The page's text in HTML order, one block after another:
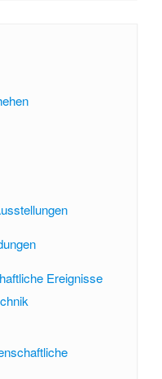
Ereignisse